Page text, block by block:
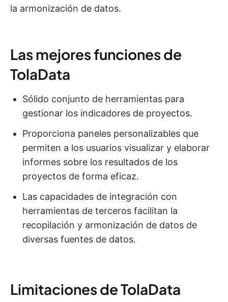
la armonización de datos.
Las mejores funciones de
TolaData
Sólido conjunto de herramientas para
gestionar los indicadores de proyectos.
Proporciona paneles personalizables que
permiten a los usuarios visualizar y elaborar
informes sobre los resultados de los
proyectos de forma eficaz.
Las capacidades de integración con
herramientas de terceros facilitan la
recopilación y armonización de datos de
diversas fuentes de datos.
Limitaciones de TolaData